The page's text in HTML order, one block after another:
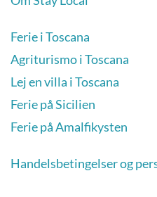
Ferie i Toscana
Agriturismo i Toscana
Lej en villa i Toscana
Ferie på Sicilien
Ferie på Amalfikysten
Handelsbetingelser og